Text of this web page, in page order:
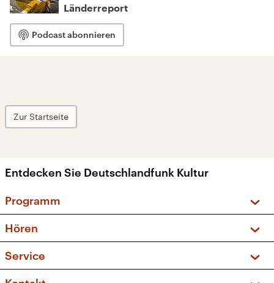
Länderreport
Podcast abonnieren
Zur Startseite
Entdecken Sie Deutschlandfunk Kultur
Programm
Sendungen und Podcasts
Musikliste
Hören
Frequenzen (UKW + DAB+)
Service
FAQ